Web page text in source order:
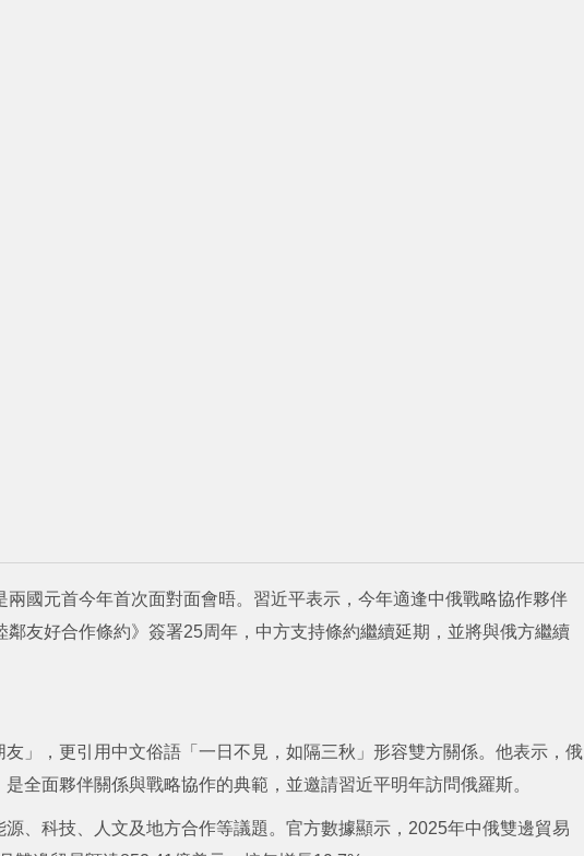
國元首今年首次面對面會晤。習近平表示，今年適逢中俄戰略協作夥伴
鄰友好合作條約》簽署25周年，中方支持條約繼續延期，並將與俄方繼續
」，更引用中文俗語「一日不見，如隔三秋」形容雙方關係。他表示，俄
全面夥伴關係與戰略協作的典範，並邀請習近平明年訪問俄羅斯。
、科技、人文及地方合作等議題。官方數據顯示，2025年中俄雙邊貿易